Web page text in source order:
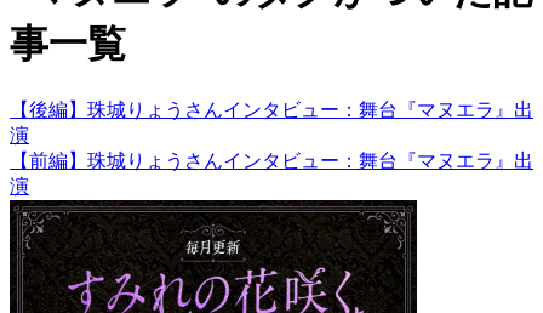
事一覧
【後編】珠城りょうさんインタビュー：舞台『マヌエラ』出
演
【前編】珠城りょうさんインタビュー：舞台『マヌエラ』出
演